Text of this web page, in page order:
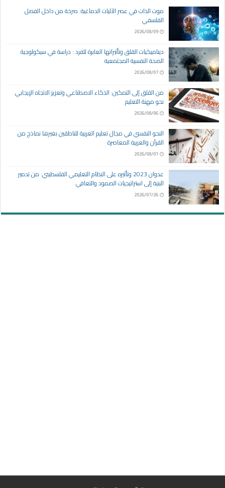
موت الذات في عصر الآليات الدماغية: صرخة من داخل الفصل
الفلسفي
2026/08/09
ديناميكيات القلق وتأثيراتها العابرة للفرد : دراسة في سيكولوجية
الصحة النفسية المجتمعية
2026/08/07
من القلق إلى التمكين: الذكاء الاصطناعي وتعزيز الاتجاه الإيجابي
نحو مهنة التعليم
2026/08/06
النحو النفسي في مجال تعليم العربية للناطقين بغيرها نماذج من
القرآن والعربية المعاصرة
2026/08/01
عدوان 2023 وتأثيره على النظام التعليمي الفلسطيني: من تدمير
البنية إلى استراتيجيات الصمود والتعافي
2026/07/26